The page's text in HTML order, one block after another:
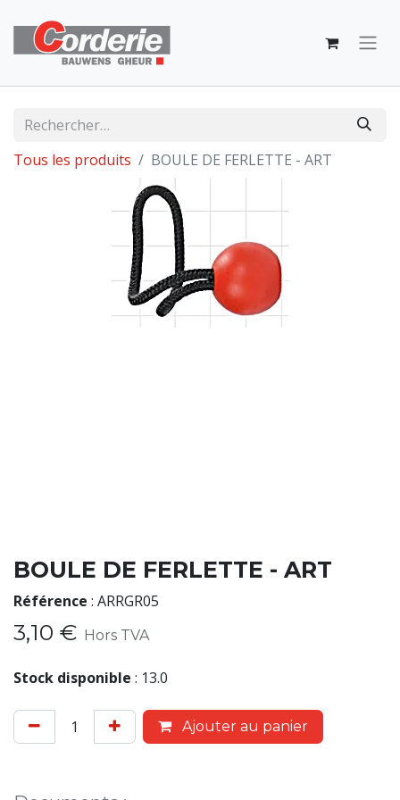
Tous les produits BOULE DE FERLETTE - ART
BOULE DE FERLETTE - ART
Référence : ARRGR05
3,10 € Hors TVA
Stock disponible : 13.0
Ajouter au panier